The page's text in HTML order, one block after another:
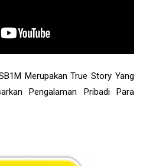
Merupakan True Story Yang
Pengalaman Pribadi Para